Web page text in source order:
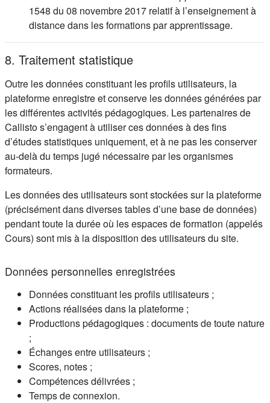
1548 du 08 novembre 2017 relatif à l’enseignement à
distance dans les formations par apprentissage.
8. Traitement statistique
Outre les données constituant les profils utilisateurs, la
plateforme enregistre et conserve les données générées par
les différentes activités pédagogiques. Les partenaires de
Callisto s’engagent à utiliser ces données à des fins
d’études statistiques uniquement, et à ne pas les conserver
au-delà du temps jugé nécessaire par les organismes
formateurs.
Les données des utilisateurs sont stockées sur la plateforme
(précisément dans diverses tables d’une base de données)
pendant toute la durée où les espaces de formation (appelés
Cours) sont mis à la disposition des utilisateurs du site.
Données personnelles enregistrées
Données constituant les profils utilisateurs ;
Actions réalisées dans la plateforme ;
Productions pédagogiques : documents de toute nature
;
Échanges entre utilisateurs ;
Scores, notes ;
Compétences délivrées ;
Temps de connexion.